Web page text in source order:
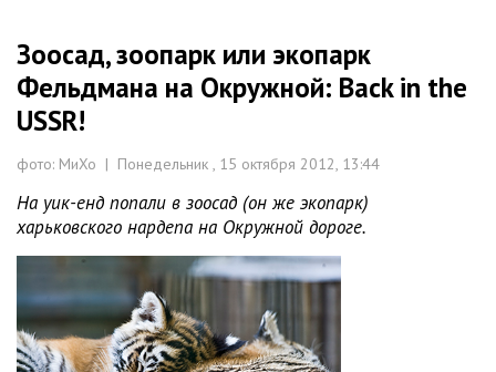
Зоосад, зоопарк или экопарк
Фельдмана на Окружной: Back in the
USSR!
фото: МиХо | Понедельник , 15 октября 2012, 13:44
На уик-енд попали в зоосад (он же экопарк)
харьковского нардепа на Окружной дороге.